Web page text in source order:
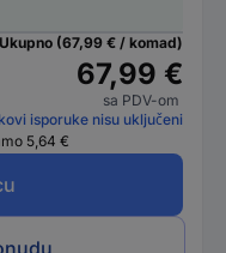
Ukupno (67,99 € / komad)
67,99 €
sa PDV-om
isporuke nisu uključeni
5,64 €